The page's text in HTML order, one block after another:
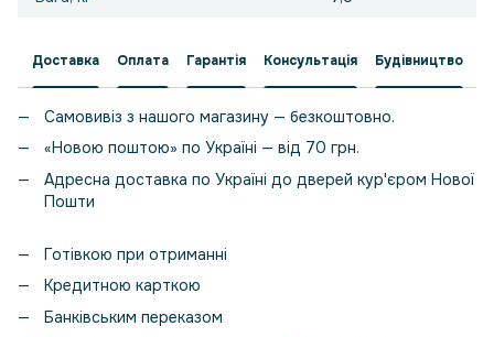
Доставка Оплата Гарантія Консультація Будівництво
Самовивіз з нашого магазину — безкоштовно.
«Новою поштою» по Україні — від 70 грн.
Адресна доставка по Україні до дверей кур'єром Нової
Пошти
Готівкою при отриманні
Кредитною карткою
Банківським переказом